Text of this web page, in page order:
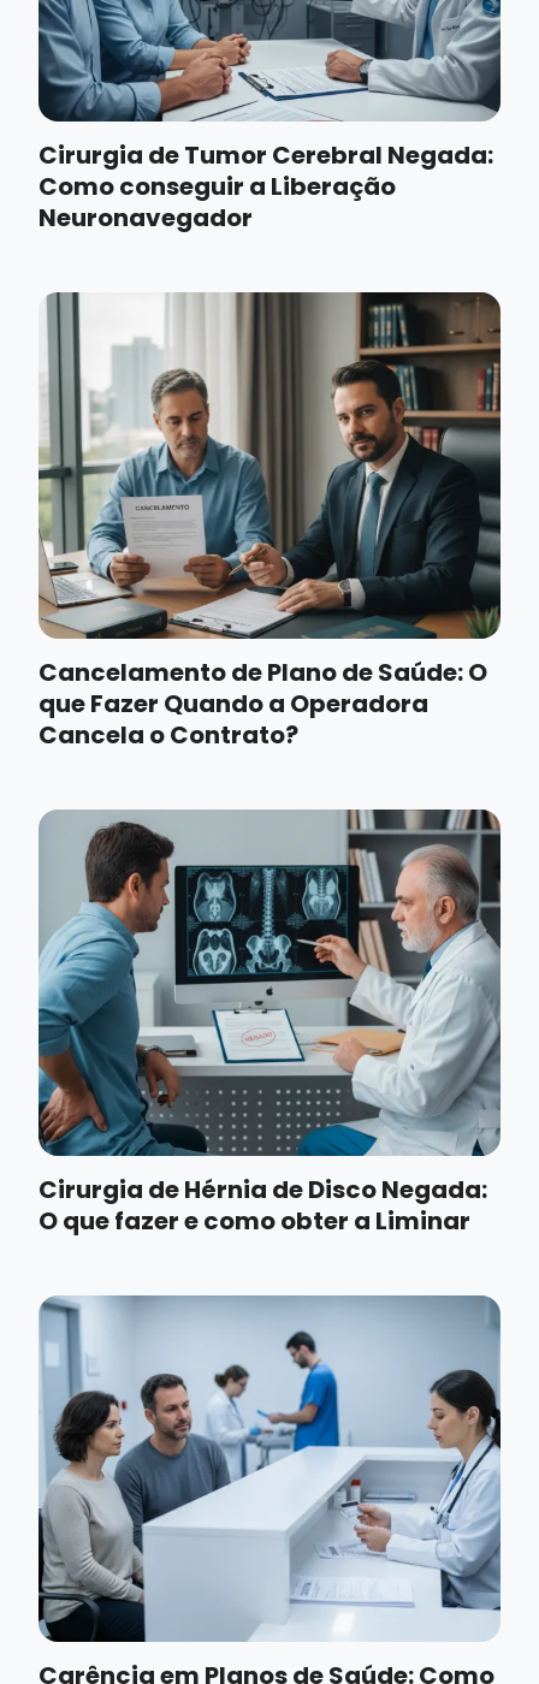
Cirurgia de Tumor Cerebral Negada:
Como conseguir a Liberação
Neuronavegador
Cancelamento de Plano de Saúde: O
que Fazer Quando a Operadora
Cancela o Contrato?
Cirurgia de Hérnia de Disco Negada:
O que fazer e como obter a Liminar
Carência em Planos de Saúde: Como